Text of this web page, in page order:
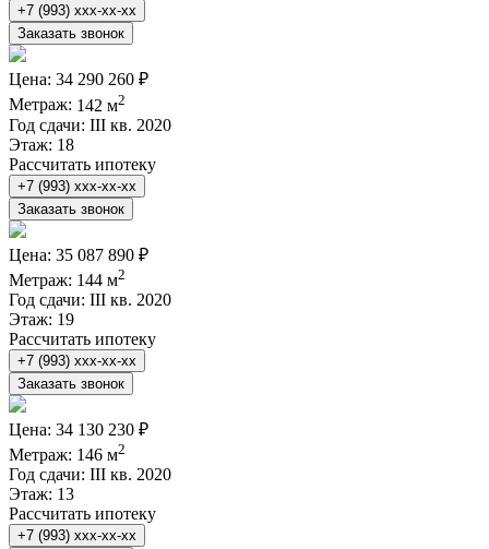
+7 (993) xxx-xx-xx
Заказать звонок
Цена: 34 290 260 ₽
Метраж: 142 м2
Год сдачи: III кв. 2020
Этаж: 18
Рассчитать ипотеку
+7 (993) xxx-xx-xx
Заказать звонок
Цена: 35 087 890 ₽
Метраж: 144 м2
Год сдачи: III кв. 2020
Этаж: 19
Рассчитать ипотеку
+7 (993) xxx-xx-xx
Заказать звонок
Цена: 34 130 230 ₽
Метраж: 146 м2
Год сдачи: III кв. 2020
Этаж: 13
Рассчитать ипотеку
+7 (993) xxx-xx-xx